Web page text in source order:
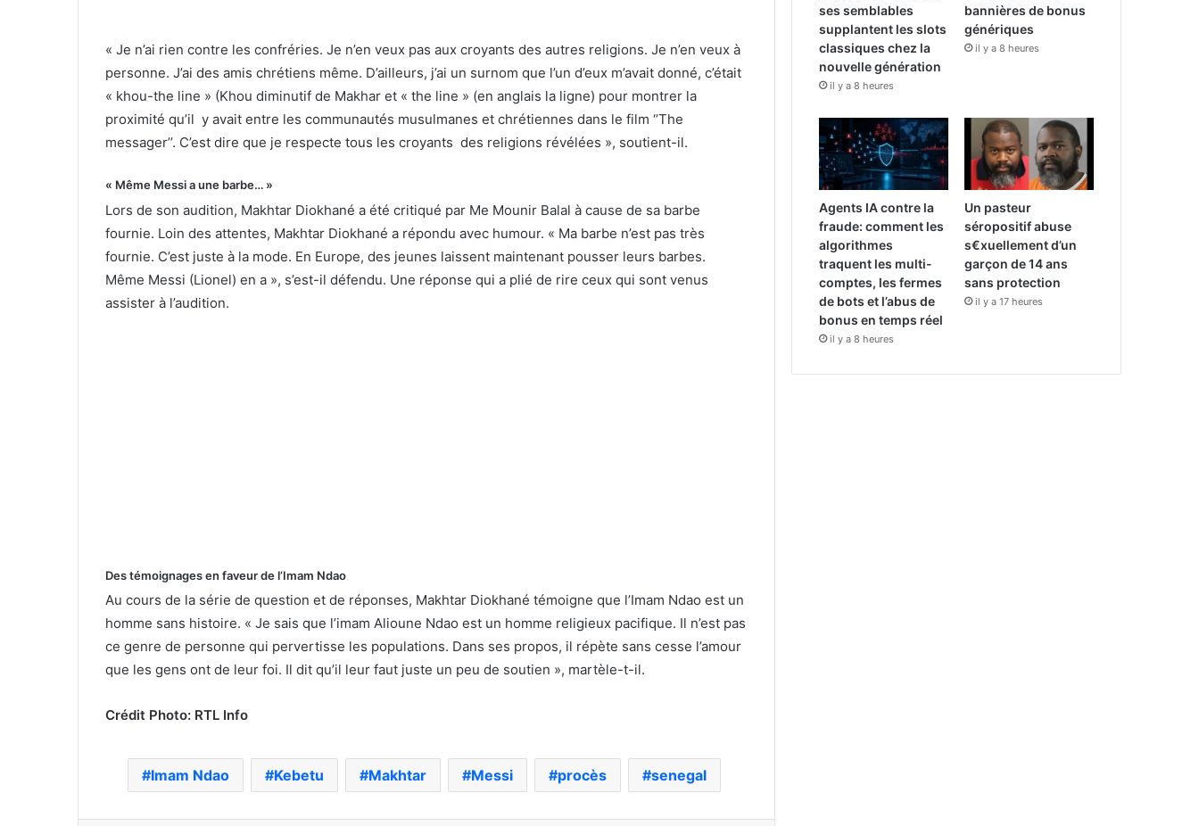
« Je n’ai rien contre les confréries. Je n’en veux pas aux croyants des autres religions. Je n’en veux à
personne. J’ai des amis chrétiens même. D’ailleurs, j’ai un surnom que l’un d’eux m’avait donné, c’était
« khou-the line » (Khou diminutif de Makhar et « the line » (en anglais la ligne) pour montrer la
proximité qu’il y avait entre les communautés musulmanes et chrétiennes dans le film ‘’The
messager’’. C’est dire que je respecte tous les croyants des religions révélées », soutient-il.
« Même Messi a une barbe… »
Lors de son audition, Makhtar Diokhané a été critiqué par Me Mounir Balal à cause de sa barbe
fournie. Loin des attentes, Makhtar Diokhané a répondu avec humour. « Ma barbe n’est pas très
fournie. C’est juste à la mode. En Europe, des jeunes laissent maintenant pousser leurs barbes.
Même Messi (Lionel) en a », s’est-il défendu. Une réponse qui a plié de rire ceux qui sont venus
assister à l’audition.
Des témoignages en faveur de l’Imam Ndao
Au cours de la série de question et de réponses, Makhtar Diokhané témoigne que l’Imam Ndao est un
homme sans histoire. « Je sais que l’imam Alioune Ndao est un homme religieux pacifique. Il n’est pas
ce genre de personne qui pervertisse les populations. Dans ses propos, il répète sans cesse l’amour
que les gens ont de leur foi. Il dit qu’il leur faut juste un peu de soutien », martèle-t-il.
Crédit Photo: RTL Info
Imam Ndao Kebetu Makhtar Messi procès senegal
ses semblables
supplantent les slots
classiques chez la
nouvelle génération
il y a 8 heures
bannières de bonus
génériques
il y a 8 heures
Agents IA contre la
fraude: comment les
algorithmes
traquent les multi-
comptes, les fermes
de bots et l’abus de
bonus en temps réel
il y a 8 heures
Un pasteur
séropositif abuse
s€xuellement d’un
garçon de 14 ans
sans protection
il y a 17 heures